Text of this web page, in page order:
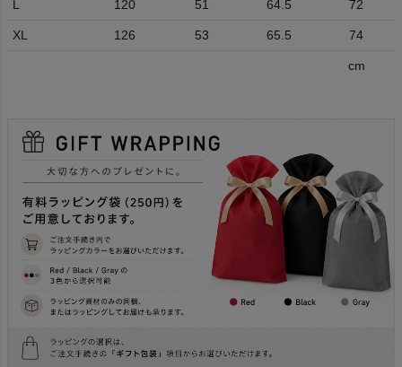
L 120 51 64.5 72
XL 126 53 65.5 74
cm